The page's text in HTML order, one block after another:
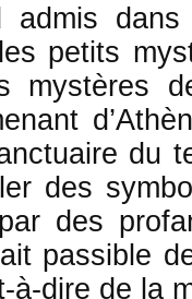
admis
petits
mystères
du
des
des
passible
à-dire de la